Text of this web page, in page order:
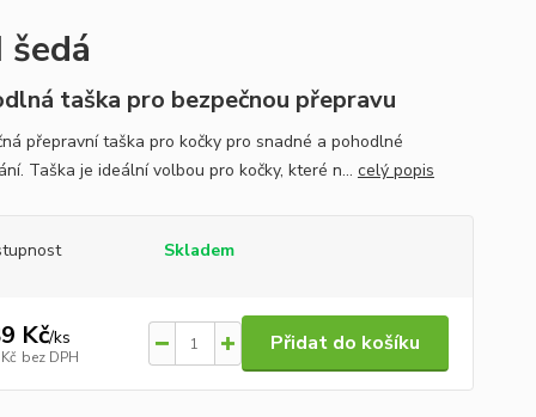
taška pro bezpečnou přepravu
přepravní taška pro kočky pro snadné a pohodlné
Taška je ideální volbou pro kočky, které n... celý popis
Skladem
Kč/ks
bez DPH
Přidat do košíku